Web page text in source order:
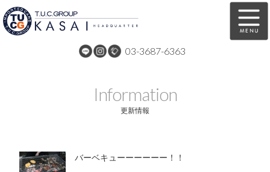
03-3687-6363
全国納車
Information
更新情報
バーベキューーーーーー！！